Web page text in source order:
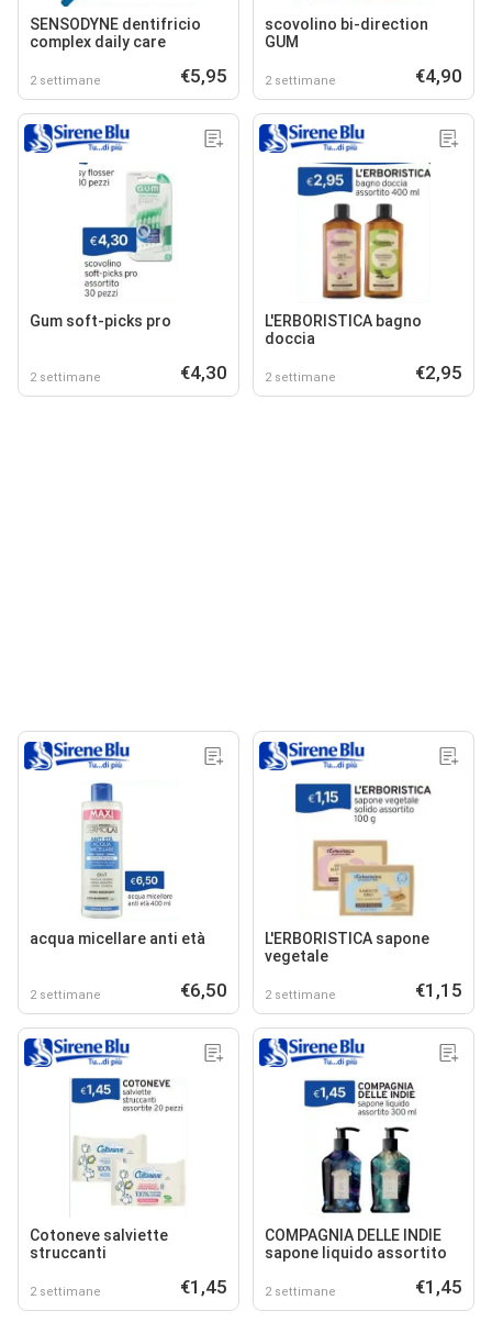
SENSODYNE dentifricio
complex daily care
2 settimane €5,95
scovolino bi-direction
GUM
2 settimane €4,90
Gum soft-picks pro
2 settimane €4,30
L'ERBORISTICA bagno
doccia
2 settimane €2,95
acqua micellare anti età
2 settimane €6,50
L'ERBORISTICA sapone
vegetale
2 settimane €1,15
Cotoneve salviette
struccanti
2 settimane €1,45
COMPAGNIA DELLE INDIE
sapone liquido assortito
2 settimane €1,45